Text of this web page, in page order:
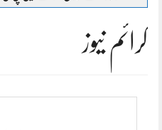
کرائم نیوز